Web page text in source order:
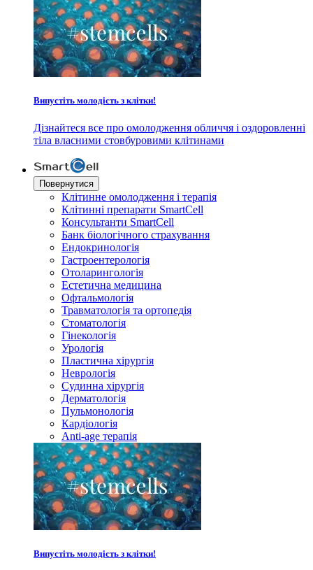
Випустіть молодість з клітки!
Дізнайтеся все про омолодження обличчя і оздоровленні
тіла власними стовбуровими клітинами
Повернутися
Клітинне омолодження і терапія
Клітинні препарати SmartCell
Консультанти SmartCell
Банк бiологiчного страхування
Ендокринологія
Гастроентерологія
Отоларингологія
Естетична медицина
Офтальмологія
Травматологія та ортопедія
Стоматологія
Гінекологія
Урологія
Пластична хірургія
Неврологія
Судинна хірургія
Дерматологія
Пульмонологія
Кардiологія
Anti-age терапія
Випустіть молодість з клітки!